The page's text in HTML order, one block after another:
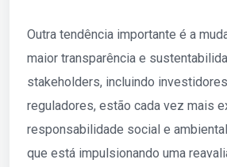
Outra tendência importante é a
maior transparência e
stakeholders, incluindo
reguladores, estão cada vez mais
responsabilidade social e
que está impulsionando uma